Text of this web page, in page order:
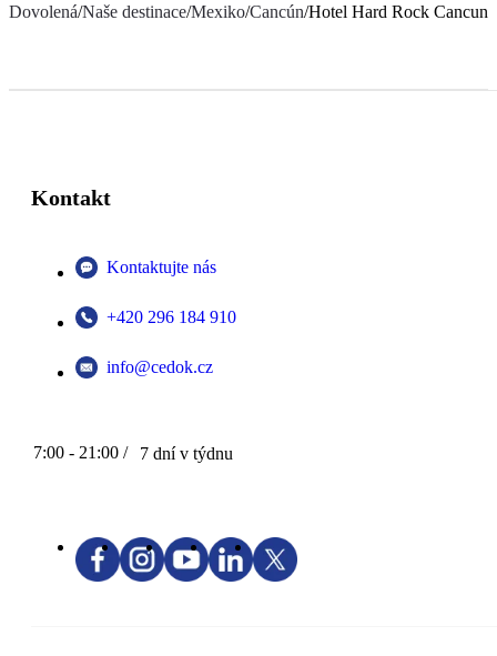
Dovolená/Naše destinace/Mexiko/Cancún/Hotel Hard Rock Cancun
Kontakt
Kontaktujte nás
+420 296 184 910
info@cedok.cz
7:00 - 21:00 / 7 dní v týdnu